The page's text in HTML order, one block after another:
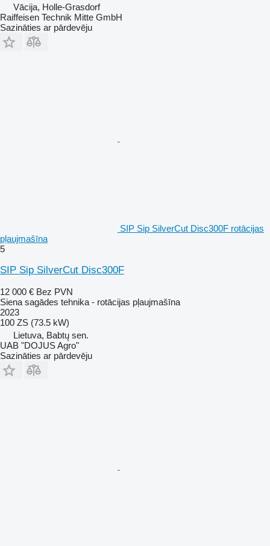
Vācija, Holle-Grasdorf
Raiffeisen Technik Mitte GmbH
Sazināties ar pārdevēju
SIP Sip SilverCut Disc300F rotācijas
pļaujmašīna
5
SIP Sip SilverCut Disc300F
12 000 € Bez PVN
Siena sagādes tehnika - rotācijas pļaujmašīna
2023
100 ZS (73.5 kW)
Lietuva, Babtų sen.
UAB "DOJUS Agro"
Sazināties ar pārdevēju